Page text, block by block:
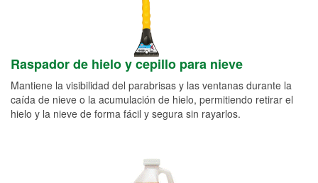
Raspador de hielo y cepillo para nieve
Mantiene la visibilidad del parabrisas y las ventanas durante la
caída de nieve o la acumulación de hielo, permitiendo retirar el
hielo y la nieve de forma fácil y segura sin rayarlos.